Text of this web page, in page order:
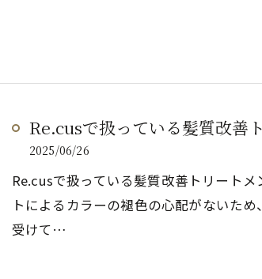
Re.cusで扱っている髪質改善
2025/06/26
Re.cusで扱っている髪質改善トリート
トによるカラーの褪色の心配がないた
受けて…